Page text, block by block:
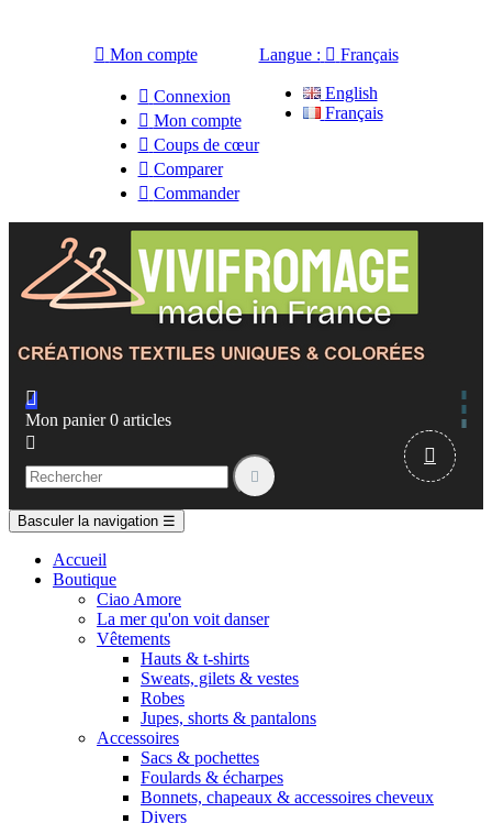
 Mon compte
 Connexion
 Mon compte
 Coups de cœur
 Comparer
 Commander
Langue :  Français
English
Français

Mon panier 0 articles



Basculer la navigation ☰
Accueil
Boutique
Ciao Amore
La mer qu'on voit danser
Vêtements
Hauts & t-shirts
Sweats, gilets & vestes
Robes
Jupes, shorts & pantalons
Accessoires
Sacs & pochettes
Foulards & écharpes
Bonnets, chapeaux & accessoires cheveux
Divers